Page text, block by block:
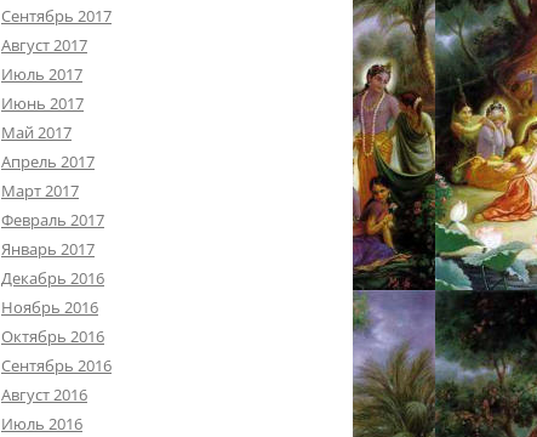
Сентябрь 2017
Август 2017
Июль 2017
Июнь 2017
Май 2017
Апрель 2017
Март 2017
Февраль 2017
Январь 2017
Декабрь 2016
Ноябрь 2016
Октябрь 2016
Сентябрь 2016
Август 2016
Июль 2016